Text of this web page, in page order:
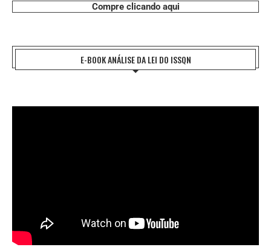
Compre clicando aqui
E-BOOK ANÁLISE DA LEI DO ISSQN